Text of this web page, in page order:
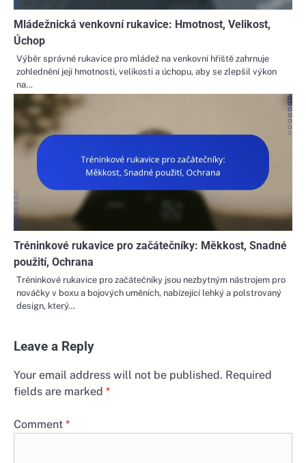
Mládežnická venkovní rukavice: Hmotnost, Velikost,
Úchop
Výběr správné rukavice pro mládež na venkovní hřiště zahrnuje
zohlednění její hmotnosti, velikosti a úchopu, aby se zlepšil výkon
na…
Tréninkové rukavice pro začátečníky: Měkkost, Snadné
použití, Ochrana
Tréninkové rukavice pro začátečníky jsou nezbytným nástrojem pro
nováčky v boxu a bojových uměních, nabízející lehký a polstrovaný
design, který…
Leave a Reply
Your email address will not be published. Required
fields are marked *
Comment *